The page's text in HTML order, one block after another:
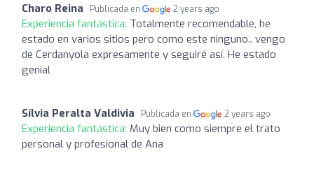
Charo Reina Publicada en 2 years ago
Experiencia fantástica: Totalmente recomendable, he
estado en varios sitios pero como este ninguno.. vengo
de Cerdanyola expresamente y seguiré así. He estado
genial
Sílvia Peralta Valdivia Publicada en 2 years ago
Experiencia fantástica: Muy bien como siempre el trato
personal y profesional de Ana